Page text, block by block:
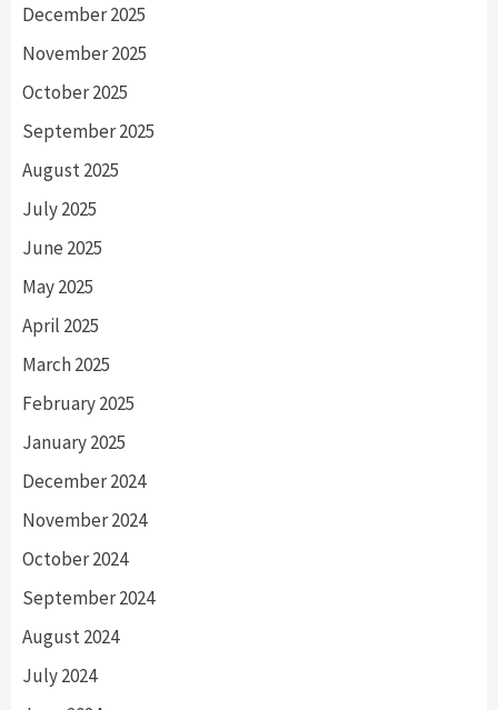
December 2025
November 2025
October 2025
September 2025
August 2025
July 2025
June 2025
May 2025
April 2025
March 2025
February 2025
January 2025
December 2024
November 2024
October 2024
September 2024
August 2024
July 2024